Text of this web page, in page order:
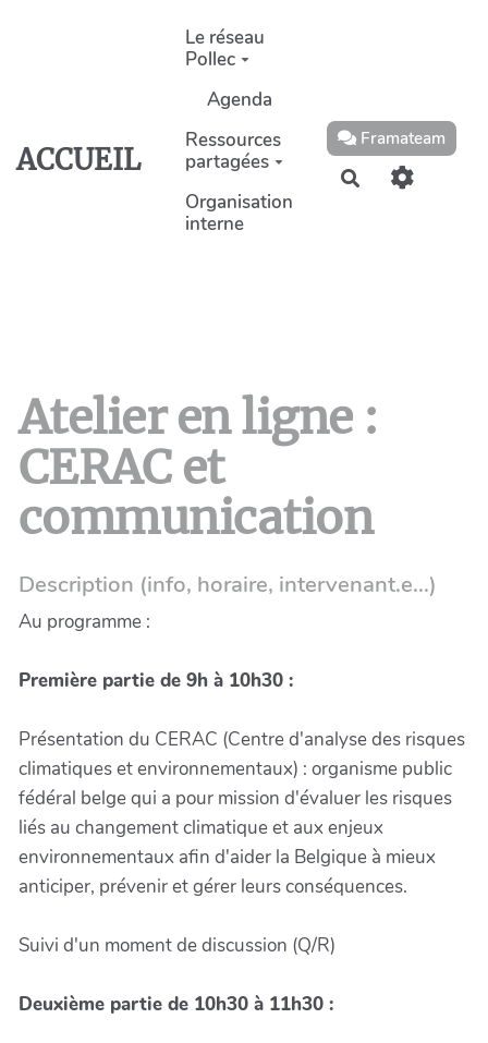
Aller au contenu principal
ACCUEIL
Le réseau
Pollec
Agenda
Ressources
partagées
Organisation
interne
Framateam
Rechercher
Atelier en ligne :
CERAC et
communication
Description (info, horaire, intervenant.e...)
Au programme :
Première partie de 9h à 10h30 :
Présentation du CERAC (Centre d'analyse des risques
climatiques et environnementaux) : organisme public
fédéral belge qui a pour mission d'évaluer les risques
liés au changement climatique et aux enjeux
environnementaux afin d'aider la Belgique à mieux
anticiper, prévenir et gérer leurs conséquences.
Suivi d'un moment de discussion (Q/R)
Deuxième partie de 10h30 à 11h30 :